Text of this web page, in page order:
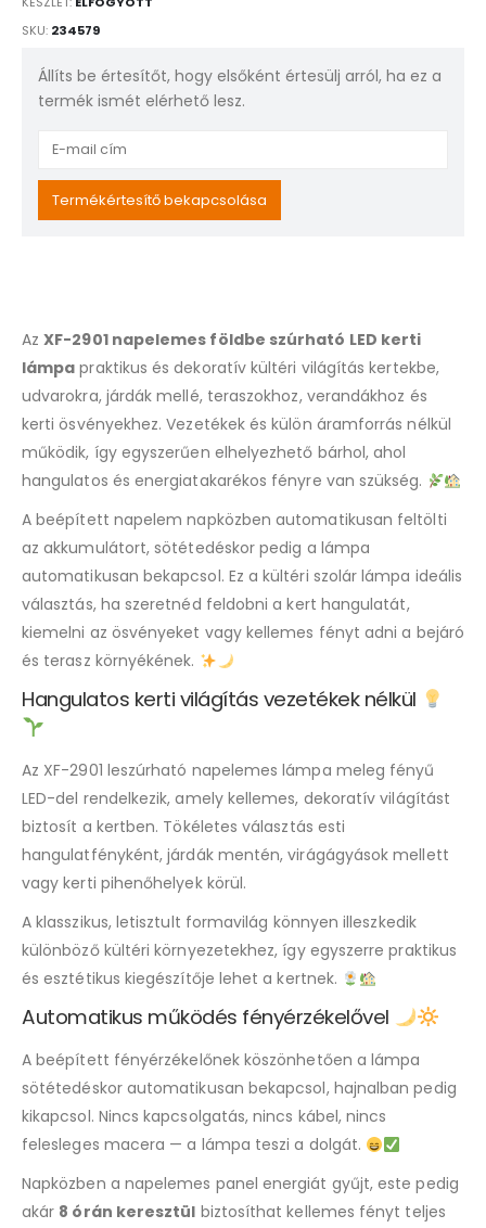
SKU: 234579
Állíts be értesítőt, hogy elsőként értesülj arról, ha ez a
termék ismét elérhető lesz.
Enter
email
address
for
this
product
Termékértesítő bekapcsolása
AzXF-2901 napelemes földbe szúrható LED kerti
lámpa praktikus és dekoratív kültéri világítás kertekbe,
udvarokra, járdák mellé, teraszokhoz, verandákhoz és
kerti ösvényekhez. Vezetékek és külön áramforrás nélkül
működik, így egyszerűen elhelyezhető bárhol, ahol
hangulatos és energiatakarékos fényre van szükség.
A beépített napelem napközben automatikusan feltölti
az akkumulátort, sötétedéskor pedig a lámpa
automatikusan bekapcsol. Ez a kültéri szolár lámpa ideális
választás, ha szeretnéd feldobni a kert hangulatát,
kiemelni az ösvényeket vagy kellemes fényt adni a bejáró
és terasz környékének.
Hangulatos kerti világítás vezetékek nélkül
Az XF-2901 leszúrható napelemes lámpa meleg fényű
LED-del rendelkezik, amely kellemes, dekoratív világítást
biztosít a kertben. Tökéletes választás esti
hangulatfényként, járdák mentén, virágágyások mellett
vagy kerti pihenőhelyek körül.
A klasszikus, letisztult formavilág könnyen illeszkedik
különböző kültéri környezetekhez, így egyszerre praktikus
és esztétikus kiegészítője lehet a kertnek.
Automatikus működés fényérzékelővel
A beépített fényérzékelőnek köszönhetően a lámpa
sötétedéskor automatikusan bekapcsol, hajnalban pedig
kikapcsol. Nincs kapcsolgatás, nincs kábel, nincs
felesleges macera — a lámpa teszi a dolgát.
Napközben a napelemes panel energiát gyűjt, este pedig
akár 8 órán keresztül biztosíthat kellemes fényt teljes